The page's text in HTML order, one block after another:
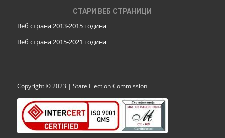
СТАРИ ВЕБ СТРАНИЦИ
Веб страна 2013-2015 година
Веб страна 2015-2021 година
Copyright © 2023 | State Election Commission